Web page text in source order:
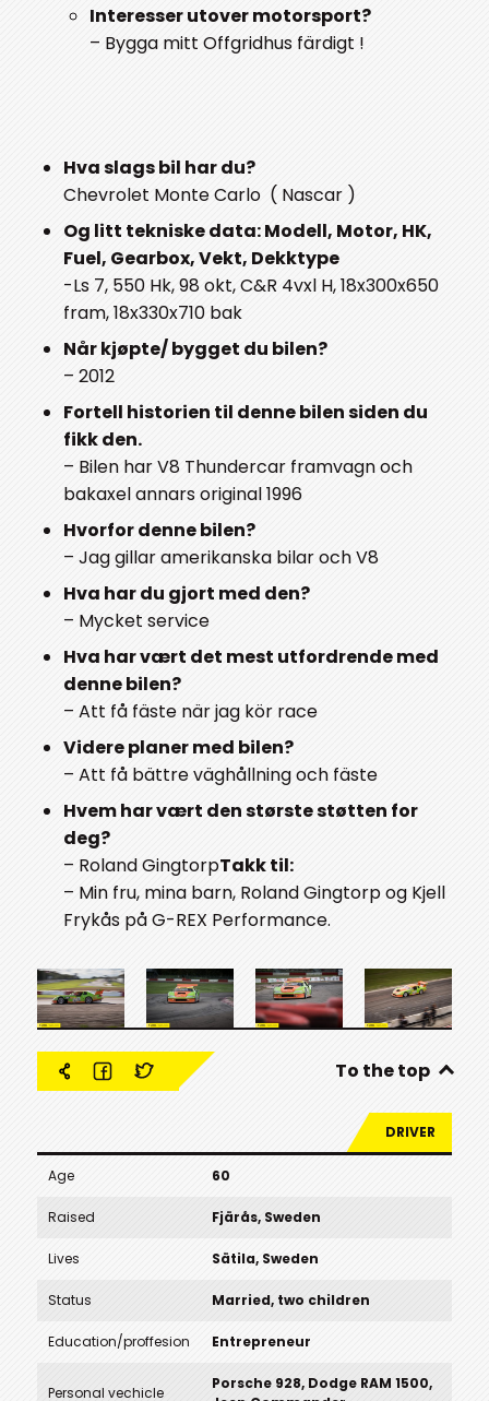
Interesser utover motorsport?
– Bygga mitt Offgridhus färdigt !
Hva slags bil har du?
Chevrolet Monte Carlo ( Nascar )
Og litt tekniske data: Modell, Motor, HK,
Fuel, Gearbox, Vekt, Dekktype
-Ls 7, 550 Hk, 98 okt, C&R 4vxl H, 18x300x650
fram, 18x330x710 bak
Når kjøpte/ bygget du bilen?
– 2012
Fortell historien til denne bilen siden du
fikk den.
– Bilen har V8 Thundercar framvagn och
bakaxel annars original 1996
Hvorfor denne bilen?
– Jag gillar amerikanska bilar och V8
Hva har du gjort med den?
– Mycket service
Hva har vært det mest utfordrende med
denne bilen?
– Att få fäste när jag kör race
Videre planer med bilen?
– Att få bättre väghållning och fäste
Hvem har vært den største støtten for
deg?
– Roland GingtorpTakk til:
– Min fru, mina barn, Roland Gingtorp og Kjell
Frykås på G-REX Performance.
To the top
DRIVER
Age 60
Raised Fjärås, Sweden
Lives Sätila, Sweden
Status Married, two children
Education/proffesion Entrepreneur
Personal vechicle
Porsche 928, Dodge RAM 1500,